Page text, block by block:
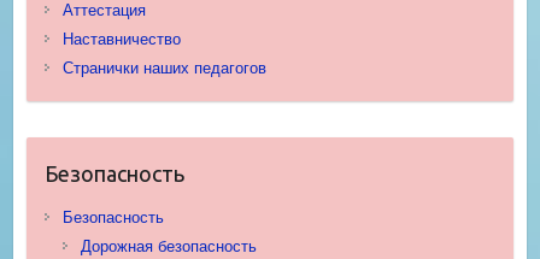
Аттестация
Наставничество
Странички наших педагогов
Безопасность
Безопасность
Дорожная безопасность